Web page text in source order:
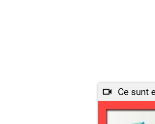
Ce sunt